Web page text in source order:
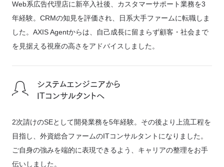
Web系広告代理店に新卒入社後、カスタマーサポート業務を3
年経験。CRMの知見を評価され、日系大手ファームに転職しま
した。AXIS Agentからは、自己成長に留まらず顧客・社会まで
を見据える視座の高さをアドバイスしました。
システムエンジニアから
ITコンサルタントへ
2次請けのSEとして開発業務を5年経験。その後より上流工程を
目指し、外資総合ファームのITコンサルタントになりました。
ご自身の強みを端的に表現できるよう、キャリアの整理をお手
伝いしました。